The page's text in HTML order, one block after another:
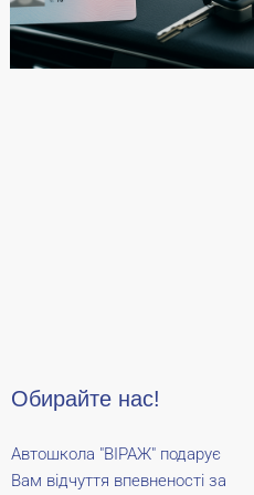
Обирайте нас!
Автошкола "ВІРАЖ" подарує
Вам відчуття впевненості за